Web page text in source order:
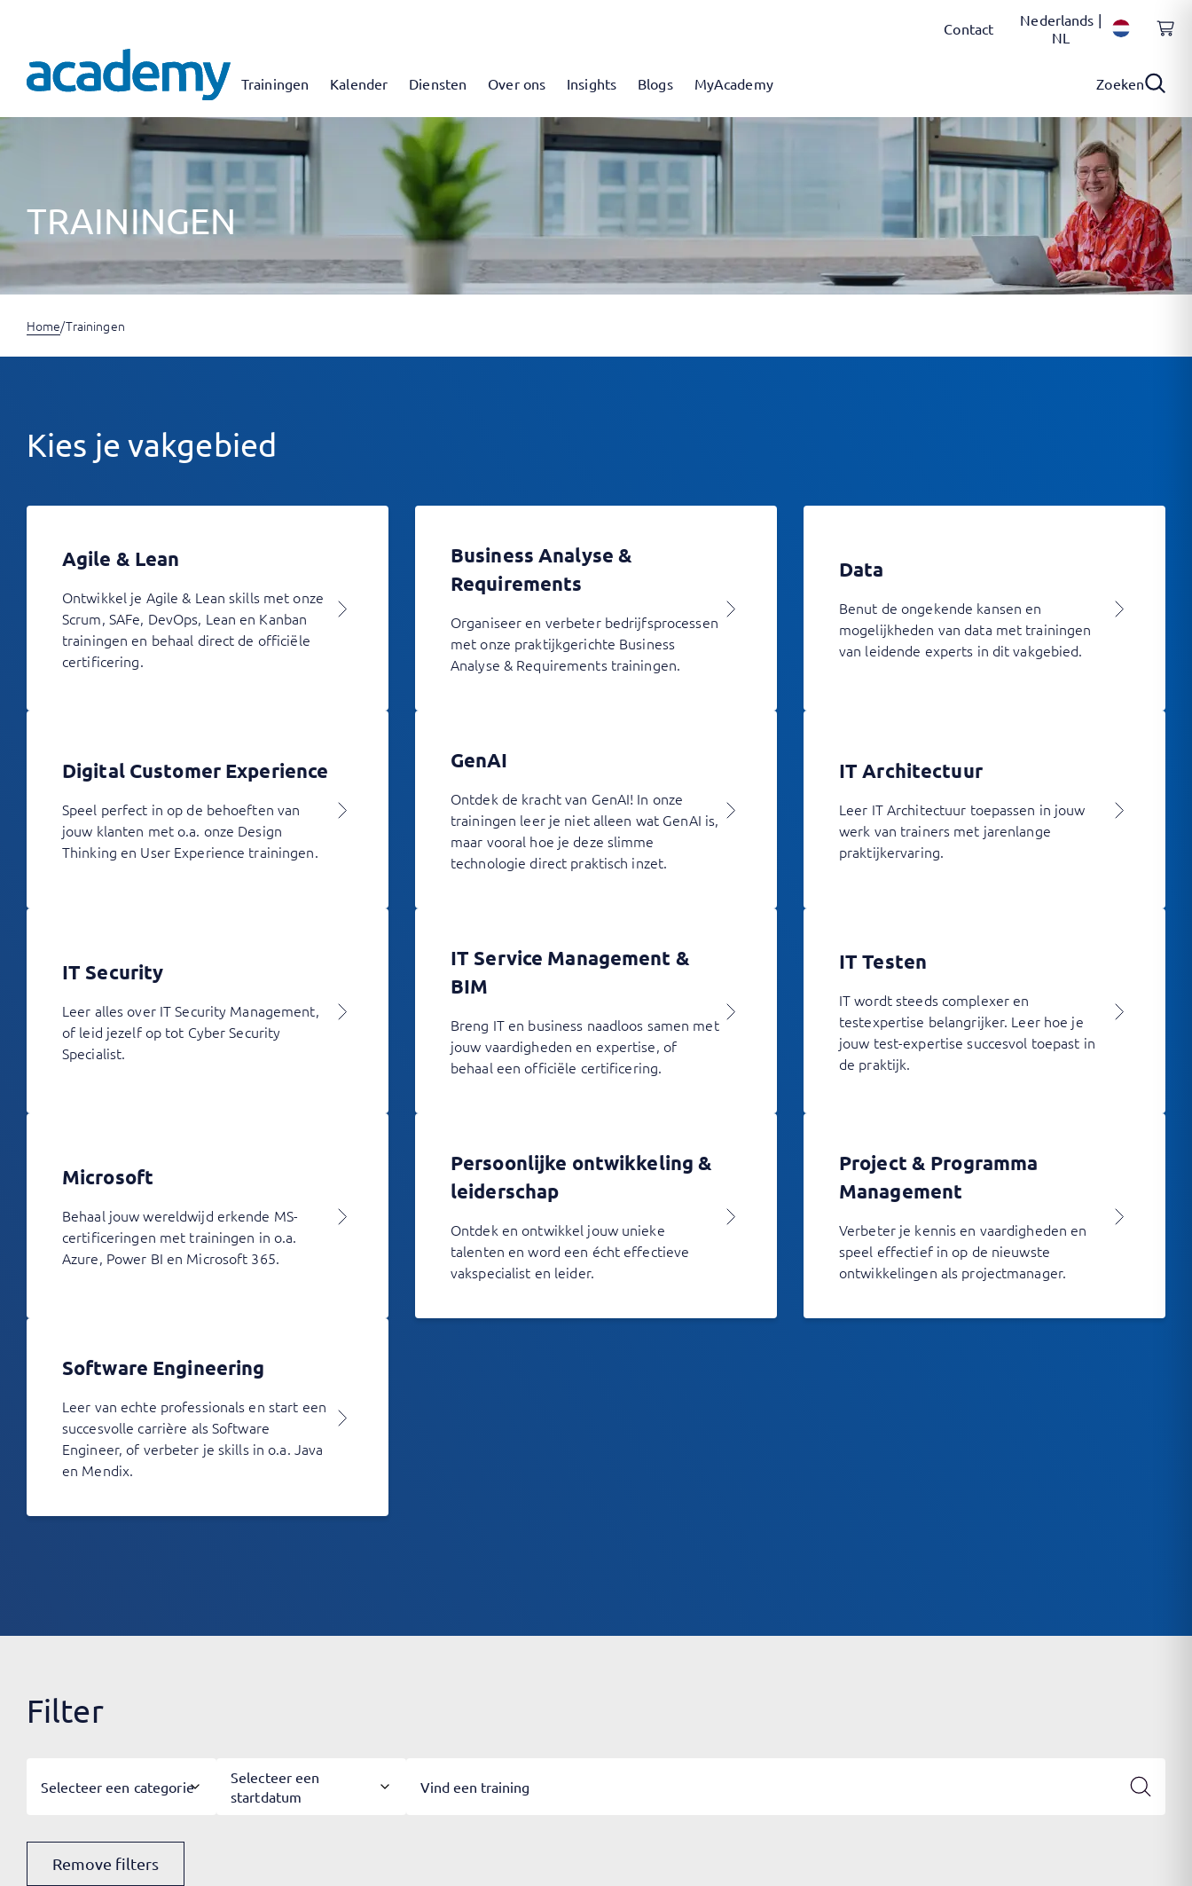
Contact
Nederlands |
NL
Trainingen Kalender Diensten Over ons Insights Blogs MyAcademy Zoeken
TRAININGEN
Home/Trainingen
Kies je vakgebied
Agile & Lean
Ontwikkel je Agile & Lean skills met onze
Scrum, SAFe, DevOps, Lean en Kanban
trainingen en behaal direct de officiële
certificering.
Business Analyse &
Requirements
Organiseer en verbeter bedrijfsprocessen
met onze praktijkgerichte Business
Analyse & Requirements trainingen.
Data
Benut de ongekende kansen en
mogelijkheden van data met trainingen
van leidende experts in dit vakgebied.
Digital Customer Experience
Speel perfect in op de behoeften van
jouw klanten met o.a. onze Design
Thinking en User Experience trainingen.
GenAI
Ontdek de kracht van GenAI! In onze
trainingen leer je niet alleen wat GenAI is,
maar vooral hoe je deze slimme
technologie direct praktisch inzet.
IT Architectuur
Leer IT Architectuur toepassen in jouw
werk van trainers met jarenlange
praktijkervaring.
IT Security
Leer alles over IT Security Management,
of leid jezelf op tot Cyber Security
Specialist.
IT Service Management &
BIM
Breng IT en business naadloos samen met
jouw vaardigheden en expertise, of
behaal een officiële certificering.
IT Testen
IT wordt steeds complexer en
testexpertise belangrijker. Leer hoe je
jouw test-expertise succesvol toepast in
de praktijk.
Microsoft
Behaal jouw wereldwijd erkende MS-
certificeringen met trainingen in o.a.
Azure, Power BI en Microsoft 365.
Persoonlijke ontwikkeling &
leiderschap
Ontdek en ontwikkel jouw unieke
talenten en word een écht effectieve
vakspecialist en leider.
Project & Programma
Management
Verbeter je kennis en vaardigheden en
speel effectief in op de nieuwste
ontwikkelingen als projectmanager.
Software Engineering
Leer van echte professionals en start een
succesvolle carrière als Software
Engineer, of verbeter je skills in o.a. Java
en Mendix.
Filter
Selecteer een categorie
Selecteer een
startdatum
Remove filters